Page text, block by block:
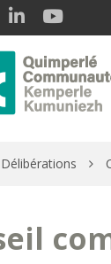
le compte
Lien vers leLien vers le
Délibérations